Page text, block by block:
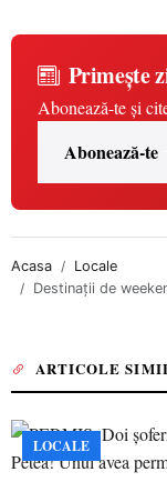
Primește
Abonează-te și
Abonează-te
Acasa
Locale
Destinații de
ARTICOLE
LOCALE